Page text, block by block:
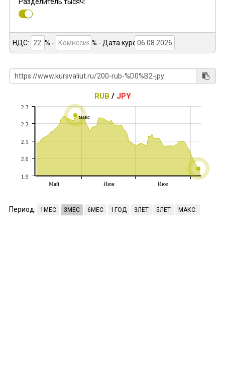
Разделитель тысяч:
НДС: % - % - Дата курса:
RUB / JPY
макс
Май Июн Июл
1.9
2.0
2.1
2.2
2.3
Период: 1МЕС 3МЕС 6МЕС 1ГОД 3ЛЕТ 5ЛЕТ МАКС.